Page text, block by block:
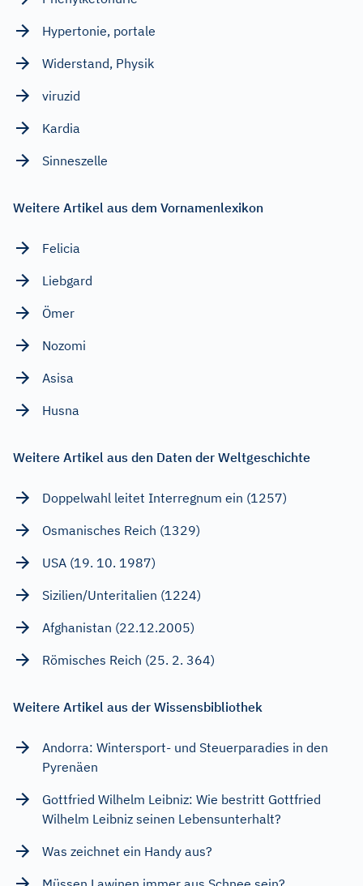
Hypertonie, portale
Widerstand, Physik
viruzid
Kardia
Sinneszelle
Weitere Artikel aus dem Vornamenlexikon
Felicia
Liebgard
Ömer
Nozomi
Asisa
Husna
Weitere Artikel aus den Daten der Weltgeschichte
Doppelwahl leitet Interregnum ein (1257)
Osmanisches Reich (1329)
USA (19. 10. 1987)
Sizilien/Unteritalien (1224)
Afghanistan (22.12.2005)
Römisches Reich (25. 2. 364)
Weitere Artikel aus der Wissensbibliothek
Andorra: Wintersport- und Steuerparadies in den
Pyrenäen
Gottfried Wilhelm Leibniz: Wie bestritt Gottfried
Wilhelm Leibniz seinen Lebensunterhalt?
Was zeichnet ein Handy aus?